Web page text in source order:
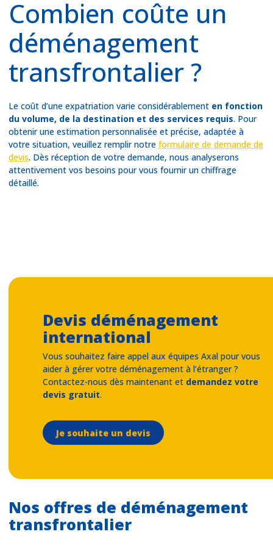
Combien coûte un
déménagement
transfrontalier ?
Le coût d’une expatriation varie considérablement en fonction
du volume, de la destination et des services requis. Pour
obtenir une estimation personnalisée et précise, adaptée à
votre situation, veuillez remplir notre formulaire de demande de
devis. Dès réception de votre demande, nous analyserons
attentivement vos besoins pour vous fournir un chiffrage
détaillé.
Devis déménagement
international
Vous souhaitez faire appel aux équipes Axal pour vous
aider à gérer votre déménagement à l’étranger ?
Contactez-nous dès maintenant et demandez votre
devis gratuit.
Je souhaite un devis
Nos offres de déménagement
transfrontalier